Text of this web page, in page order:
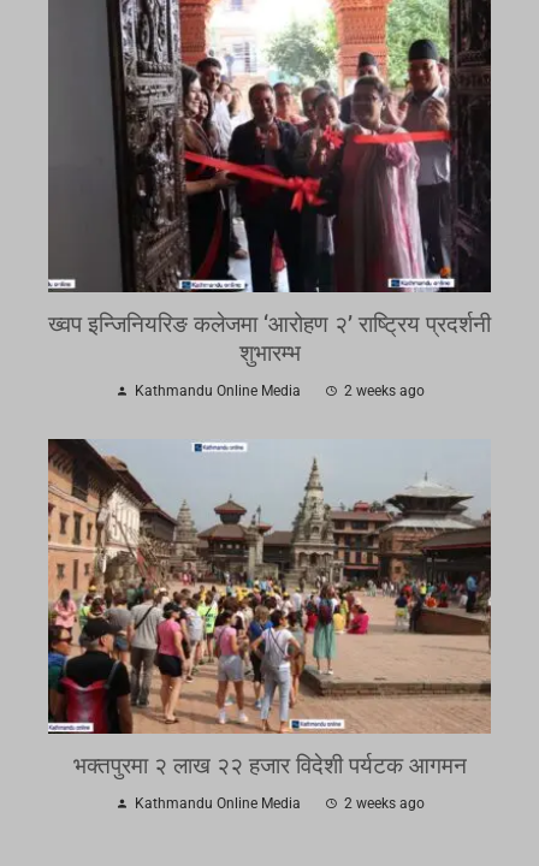
ख्वप इन्जिनियरिङ कलेजमा ‘आरोहण २’ राष्ट्रिय प्रदर्शनी
शुभारम्भ
Kathmandu Online Media 2 weeks ago
भक्तपुरमा २ लाख २२ हजार विदेशी पर्यटक आगमन
Kathmandu Online Media 2 weeks ago